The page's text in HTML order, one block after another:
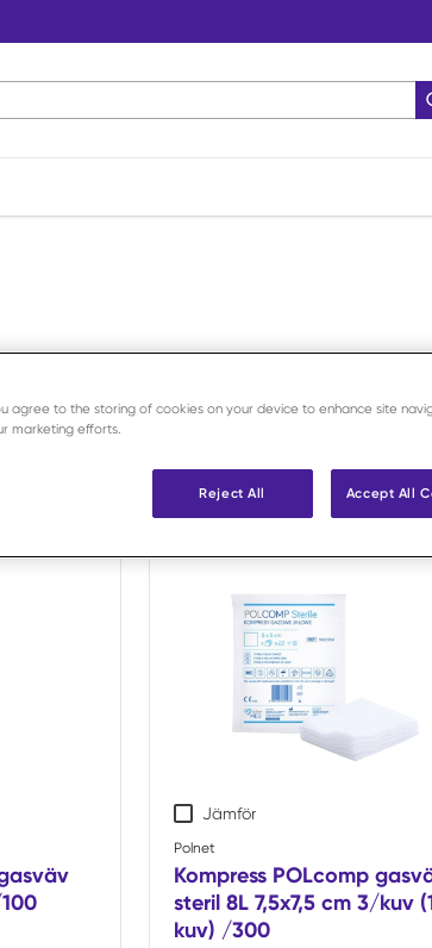
sökning
Jämför
Polnet
Kompress POLcomp
steril 8L 7,5x7,5 cm 3/kuv
kuv) /300
agree to the storing of cookies on your device to enhance site
marketing efforts.
Reject All Accept All